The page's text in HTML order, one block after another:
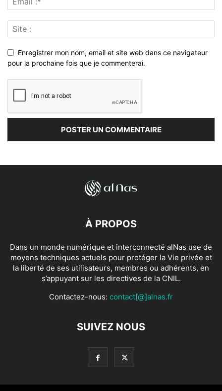
Enregistrer mon nom, email et site web dans ce navigateur
pour la prochaine fois que je commenterai.
À PROPOS
Dans un monde numérique et interconnecté alNas use de
moyens techniques actuels pour protéger la Vie privée et
la liberté de ses utilisateurs, membres ou adhérents, en
s’appuyant sur les directives de la CNIL.
Contactez-nous: contact[@]alnas.fr
SUIVEZ NOUS